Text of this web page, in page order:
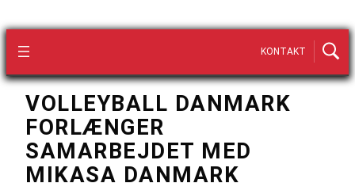
KONTAKT
VOLLEYBALL DANMARK
FORLÆNGER
SAMARBEJDET MED
MIKASA DANMARK